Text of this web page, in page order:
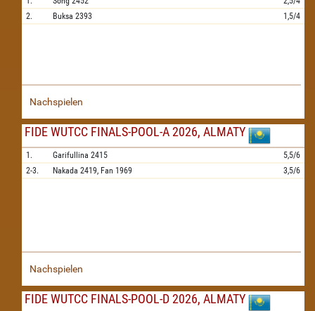
2.
Buksa 2393 1,5/4
Nachspielen
FIDE WUTCC FINALS-POOL-A 2026, ALMATY
1. Garifullina 2415
5,5/6
2-3.
Nakada 2419, Fan 1969 3,5/6
Nachspielen
FIDE WUTCC FINALS-POOL-D 2026, ALMATY